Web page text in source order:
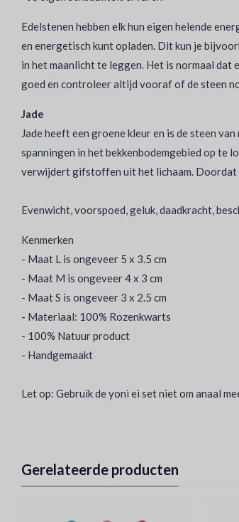
Edelstenen hebben elk hun eigen helende
en energetisch kunt opladen. Dit kun je
in het maanlicht te leggen. Het is normaal dat
goed en controleer altijd vooraf of de steen
Jade
Jade heeft een groene kleur en is de steen
spanningen in het bekkenbodemgebied op te
verwijdert gifstoffen uit het lichaam. Doordat
Evenwicht, voorspoed, geluk, daadkracht,
Kenmerken
- Maat L is ongeveer 5 x 3.5 cm
- Maat M is ongeveer 4 x 3 cm
- Maat S is ongeveer 3 x 2.5 cm
- Materiaal: 100% Rozenkwarts
- 100% Natuur product
- Handgemaakt
Let op: Gebruik de yoni ei set niet om anaal
Gerelateerde producten